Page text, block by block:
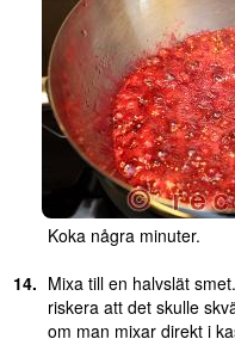
Koka några minuter.
Mixa till en halvslät
riskera att det skulle
om man mixar direkt i